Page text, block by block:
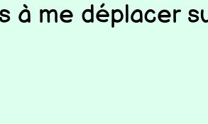
à me déplacer